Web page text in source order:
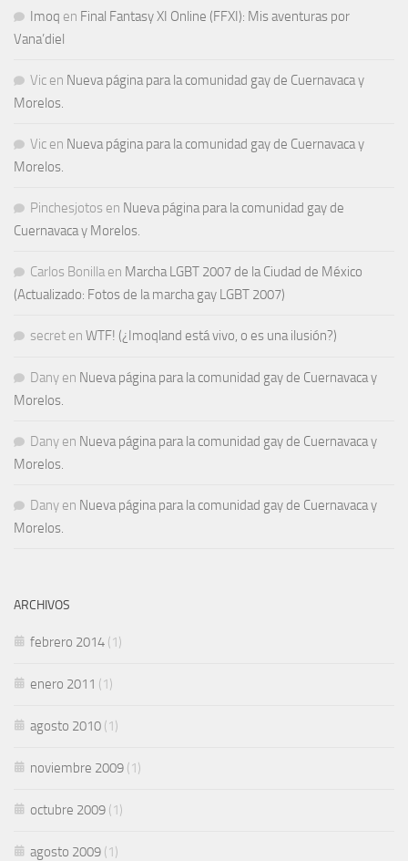
Imoq en Final Fantasy XI Online (FFXI): Mis aventuras por
Vana’diel
Vic en Nueva página para la comunidad gay de Cuernavaca y
Morelos.
Vic en Nueva página para la comunidad gay de Cuernavaca y
Morelos.
Pinchesjotos en Nueva página para la comunidad gay de
Cuernavaca y Morelos.
Carlos Bonilla en Marcha LGBT 2007 de la Ciudad de México
(Actualizado: Fotos de la marcha gay LGBT 2007)
secret en WTF! (¿Imoqland está vivo, o es una ilusión?)
Dany en Nueva página para la comunidad gay de Cuernavaca y
Morelos.
Dany en Nueva página para la comunidad gay de Cuernavaca y
Morelos.
Dany en Nueva página para la comunidad gay de Cuernavaca y
Morelos.
ARCHIVOS
febrero 2014 (1)
enero 2011 (1)
agosto 2010 (1)
noviembre 2009 (1)
octubre 2009 (1)
agosto 2009 (1)